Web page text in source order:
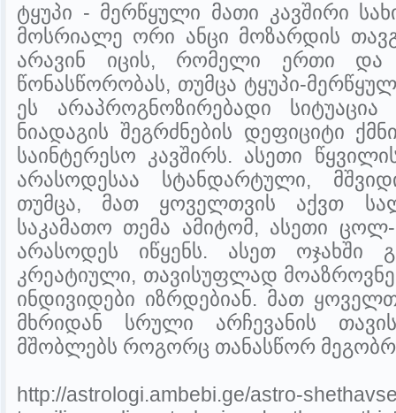
ტყუპი - მერწყული მათი კავშირი
მოსრიალე ორი ანცი მოზარდის
არავინ იცის, რომელი ერთი და
წონასწორობას, თუმცა ტყუპი-
ეს არაპროგნოზირებადი
ნიადაგის შეგრძნების დეფიციტი
საინტერესო კავშირს. ასეთი
არასოდესაა სტანდარტული,
თუმცა, მათ ყოველთვის აქვთ
საკამათო თემა ამიტომ, ასეთი
არასოდეს იწყენს. ასეთ ოჯახში
კრეატიული, თავისუფლად
ინდივიდები იზრდებიან. მათ
მხრიდან სრული არჩევანის
მშობლებს როგორც თანასწორ
http://astrologi.ambebi.ge/astro-